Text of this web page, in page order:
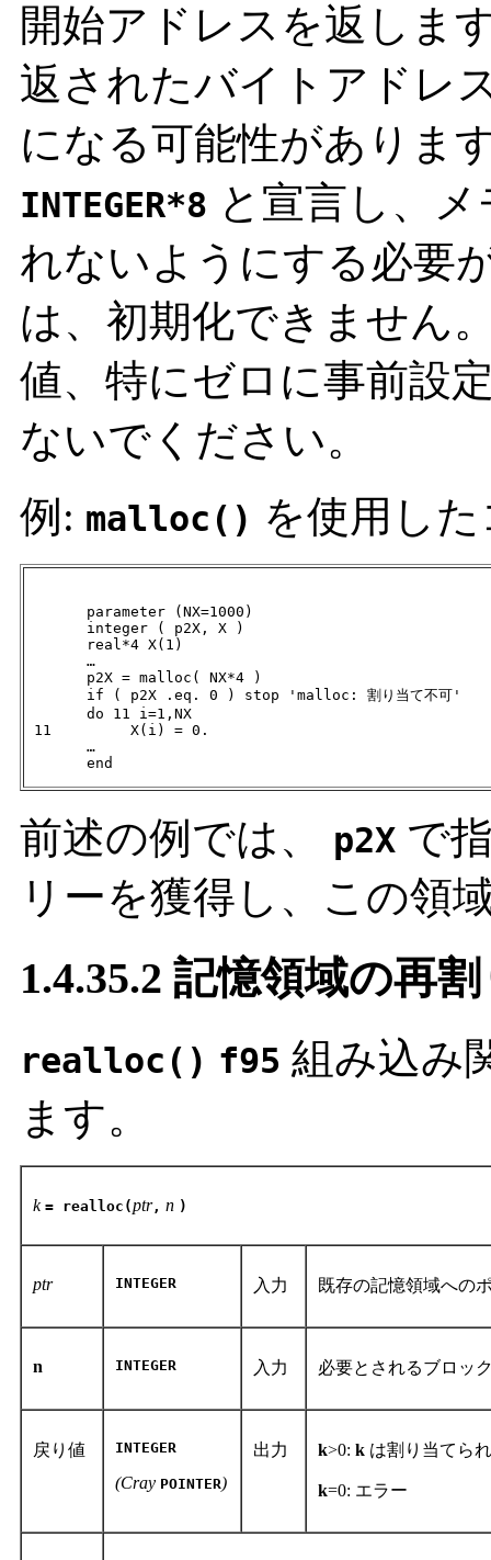
開始アドレスを返しま
返されたバイトアドレ
になる可能性がありま
INTEGER*8 と宣言し、
れないようにする必要
は、初期化できません
値、特にゼロに事前設
ないでください。
例: malloc() を使用し
       parameter (NX=1000)
       integer ( p2X, X )
       real*4 X(1)
       …
       p2X = malloc( NX*4 )
       if ( p2X .eq. 0 ) stop 'malloc: 割り当て不可'
       do 11 i=1,NX
11         X(i) = 0.
       …
       end
前述の例では、 p2X で
リーを獲得し、この領
1.4.35.2 記憶領域の再
realloc() f95 組み込み
ます。
k = realloc(ptr, n )
ptr INTEGER 入力 既存の記憶領域への
n INTEGER 入力 必要とされるブロッ
戻り値 INTEGER
(Cray POINTER)
出力 k>0: k は割り当てら
k=0: エラー